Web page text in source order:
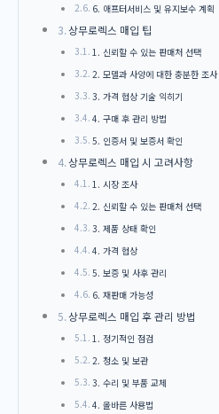
6. 애프터서비스 및 유지보수 계획
상무로렉스 매입 팁
1. 신뢰할 수 있는 판매처 선택
2. 모델과 사양에 대한 충분한 조사
3. 가격 협상 기술 익히기
4. 구매 후 관리 방법
5. 인증서 및 보증서 확인
상무로렉스 매입 시 고려사항
1. 시장 조사
2. 신뢰할 수 있는 판매처 선택
3. 제품 상태 확인
4. 가격 협상
5. 보증 및 사후 관리
6. 재판매 가능성
상무로렉스 매입 후 관리 방법
1. 정기적인 점검
2. 청소 및 보관
3. 수리 및 부품 교체
4. 올바른 사용법